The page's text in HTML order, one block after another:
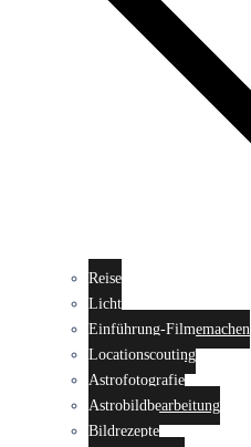
Reise
Licht
Einführung-Filmemachen
Locationscouting
Astrofotografie
Astrobildbearbeitung
Bildrezepte